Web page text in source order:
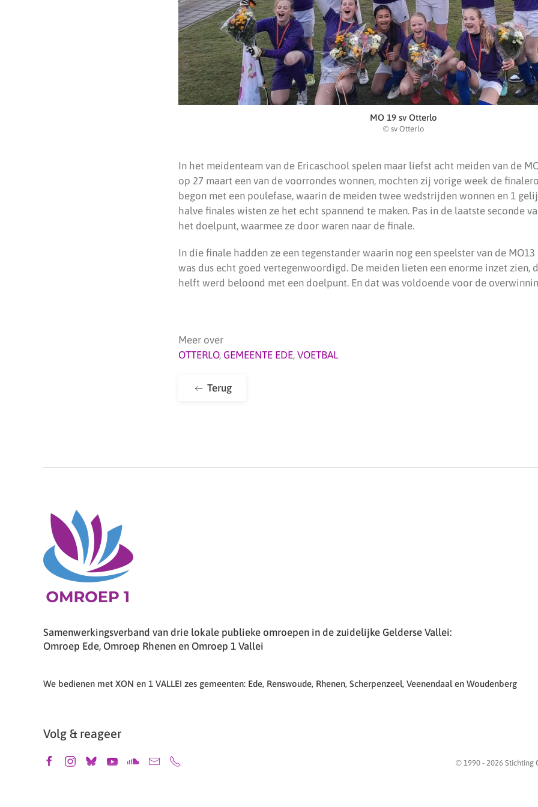
MO 19 sv Otterlo
© sv Otterlo
In het meidenteam van de Ericaschool spelen maar liefst acht meiden van de
op 27 maart een van de voorrondes wonnen, mochten zij vorige week de
begon met een poulefase, waarin de meiden twee wedstrijden wonnen en 1
halve finales wisten ze het echt spannend te maken. Pas in de laatste seconde
het doelpunt, waarmee ze door waren naar de finale.
In die finale hadden ze een tegenstander waarin nog een speelster van de MO13
was dus echt goed vertegenwoordigd. De meiden lieten een enorme inzet zien,
helft werd beloond met een doelpunt. En dat was voldoende voor de
Meer over
OTTERLO, GEMEENTE EDE, VOETBAL
Terug
Samenwerkingsverband van drie lokale publieke omroepen in de zuidelijke Gelderse Vallei:
Omroep Ede, Omroep Rhenen en Omroep 1 Vallei
We bedienen met XON en 1 VALLEI zes gemeenten: Ede, Renswoude, Rhenen, Scherpenzeel, Veenendaal en Woudenberg
Volg & reageer
© 1990 - 2026 Stichting